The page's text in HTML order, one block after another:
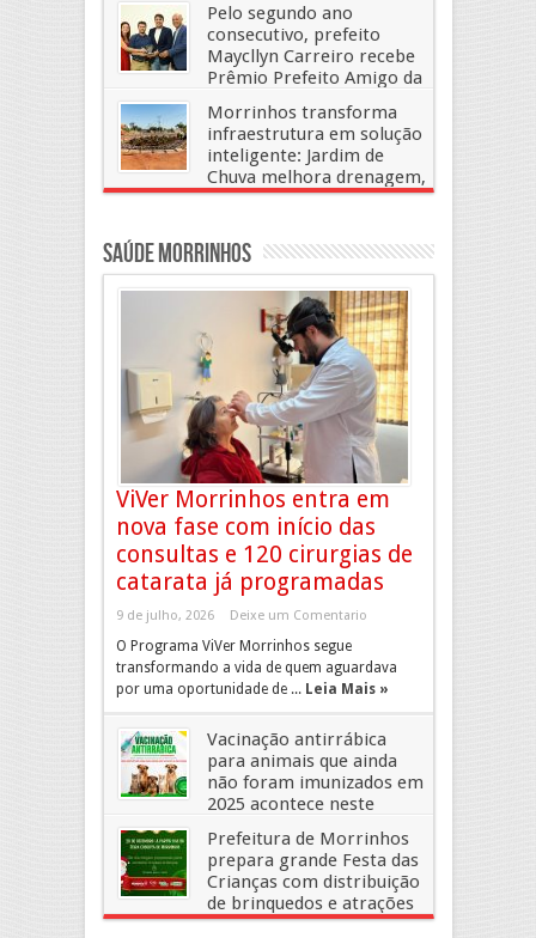
Pelo segundo ano
consecutivo, prefeito
Maycllyn Carreiro recebe
Prêmio Prefeito Amigo da
Agricultura Familiar
19 de junho, 2026 Deixe um Comentario
Morrinhos transforma
infraestrutura em solução
inteligente: Jardim de
Chuva melhora drenagem,
valoriza a cidade e prepara o futuro
Saúde Morrinhos
ViVer Morrinhos entra em
nova fase com início das
consultas e 120 cirurgias de
catarata já programadas
9 de julho, 2026 Deixe um Comentario
O Programa ViVer Morrinhos segue
transformando a vida de quem aguardava
por uma oportunidade de ... Leia Mais »
Vacinação antirrábica
para animais que ainda
não foram imunizados em
2025 acontece neste
sábado em Morrinhos
8 de julho, 2026 Deixe um Comentario
Prefeitura de Morrinhos
prepara grande Festa das
Crianças com distribuição
de brinquedos e atrações
especiais neste sábado